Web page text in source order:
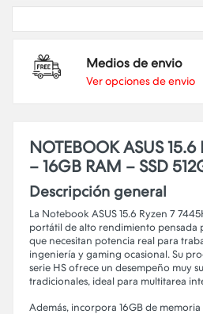
Medios de envio
Ver opciones de envio
NOTEBOOK ASUS 15.6
– 16GB RAM – SSD
Descripción general
La Notebook ASUS 15.6 Ryzen 7
portátil de alto rendimiento pensada
que necesitan potencia real para
ingeniería y gaming ocasional. Su
serie HS ofrece un desempeño muy
tradicionales, ideal para multitarea
Además, incorpora 16GB de memoria